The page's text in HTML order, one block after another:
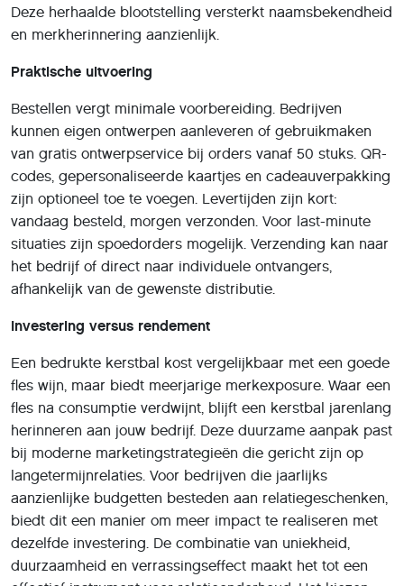
Deze herhaalde blootstelling versterkt naamsbekendheid
en merkherinnering aanzienlijk.
Praktische uitvoering
Bestellen vergt minimale voorbereiding. Bedrijven
kunnen eigen ontwerpen aanleveren of gebruikmaken
van gratis ontwerpservice bij orders vanaf 50 stuks. QR-
codes, gepersonaliseerde kaartjes en cadeauverpakking
zijn optioneel toe te voegen. Levertijden zijn kort:
vandaag besteld, morgen verzonden. Voor last-minute
situaties zijn spoedorders mogelijk. Verzending kan naar
het bedrijf of direct naar individuele ontvangers,
afhankelijk van de gewenste distributie.
Investering versus rendement
Een bedrukte kerstbal kost vergelijkbaar met een goede
fles wijn, maar biedt meerjarige merkexposure. Waar een
fles na consumptie verdwijnt, blijft een kerstbal jarenlang
herinneren aan jouw bedrijf. Deze duurzame aanpak past
bij moderne marketingstrategieën die gericht zijn op
langetermijnrelaties. Voor bedrijven die jaarlijks
aanzienlijke budgetten besteden aan relatiegeschenken,
biedt dit een manier om meer impact te realiseren met
dezelfde investering. De combinatie van uniekheid,
duurzaamheid en verrassingseffect maakt het tot een